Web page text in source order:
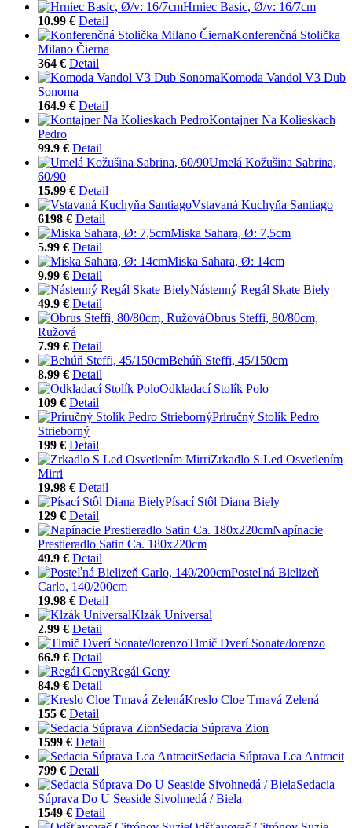
Hrniec Basic, Ø/v: 16/7cm
10.99 € Detail
Konferenčná Stolička
Milano Čierna
364 € Detail
Komoda Vandol V3 Dub
Sonoma
164.9 € Detail
Kontajner Na Kolieskach
Pedro
99.9 € Detail
Umelá Kožušina Sabrina,
60/90
15.99 € Detail
Vstavaná Kuchyňa Santiago
6198 € Detail
Miska Sahara, Ø: 7,5cm
5.99 € Detail
Miska Sahara, Ø: 14cm
9.99 € Detail
Nástenný Regál Skate Biely
49.9 € Detail
Obrus Steffi, 80/80cm,
Ružová
7.99 € Detail
Behúň Steffi, 45/150cm
8.99 € Detail
Odkladací Stolík Polo
109 € Detail
Príručný Stolík Pedro
Strieborný
199 € Detail
Zrkadlo S Led Osvetlením
Mirri
19.98 € Detail
Písací Stôl Diana Biely
129 € Detail
Napínacie
Prestieradlo Satin Ca. 180x220cm
49.9 € Detail
Posteľná Bielizeň
Carlo, 140/200cm
19.98 € Detail
Klzák Universal
2.99 € Detail
Tlmič Dverí Sonate/lorenzo
66.9 € Detail
Regál Geny
84.9 € Detail
Kreslo Cloe Tmavá Zelená
155 € Detail
Sedacia Súprava Zion
1599 € Detail
Sedacia Súprava Lea Antracit
799 € Detail
Sedacia
Súprava Do U Seaside Sivohnedá / Biela
1549 € Detail